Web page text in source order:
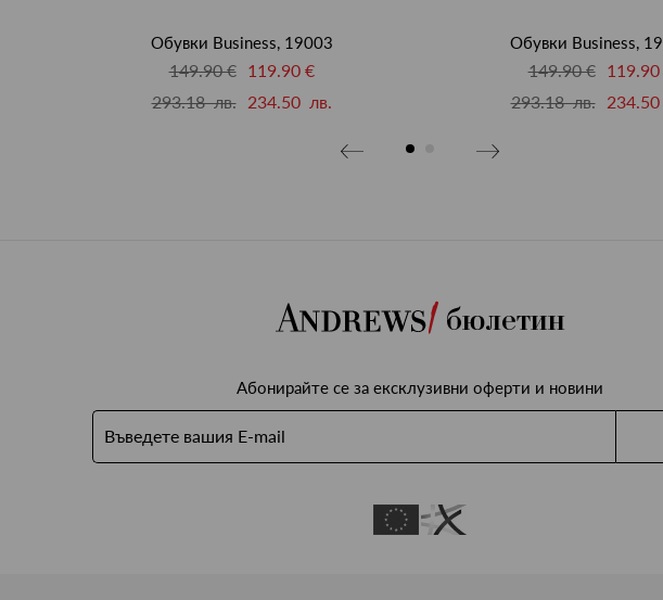
Обувки Business, 19003
149.90 €
119.90 €
293.18 лв.
234.50 лв.
Обувки Business,
149.90 €
119.90
293.18 лв.
234.50
бюлетин
Абонирайте се за ексклузивни оферти и новини